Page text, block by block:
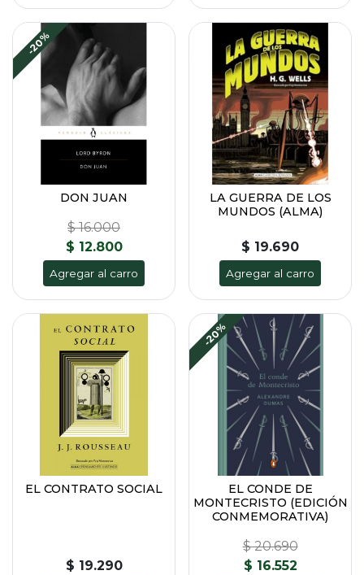
-20%
DON JUAN
$ 16.000
$ 12.800
Agregar al carro
LA GUERRA DE LOS
MUNDOS (ALMA)
$ 19.690
Agregar al carro
EL CONTRATO SOCIAL
$ 19.290
-20%
EL CONDE DE
MONTECRISTO (EDICIÓN
CONMEMORATIVA)
$ 20.690
$ 16.552